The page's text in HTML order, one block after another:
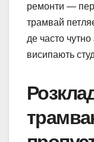
ремонти —
трамвай
де часто
висипають